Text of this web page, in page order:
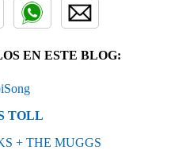
EN ESTE BLOG:
TOLL
+ THE MUGGS